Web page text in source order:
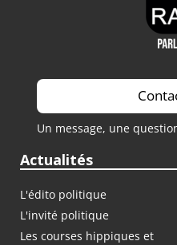
Un message, une
Actualités
L'édito politique
L'invité politique
Les courses hippiques et